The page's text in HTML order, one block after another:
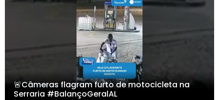
🚨Câmeras flagram furto de motocicleta na
Serraria #BalançoGeralAL